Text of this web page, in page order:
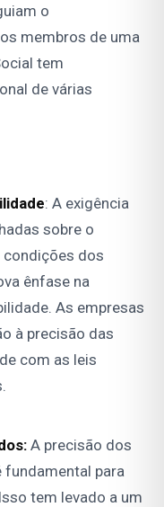
o
membros de uma
tem
de várias
: A exigência
sobre o
condições dos
ênfase na
As empresas
à precisão das
com as leis
A precisão dos
fundamental para
tem levado a um